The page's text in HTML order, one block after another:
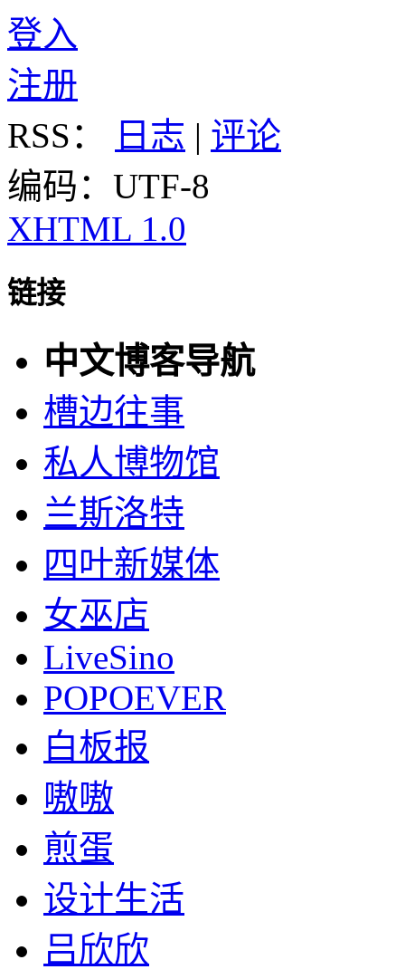
登入
注册
RSS：
日志 | 评论
编码：UTF-8
XHTML 1.0
链接
中文博客导航
槽边往事
私人博物馆
兰斯洛特
四叶新媒体
女巫店
LiveSino
POPOEVER
白板报
嗷嗷
煎蛋
设计生活
吕欣欣